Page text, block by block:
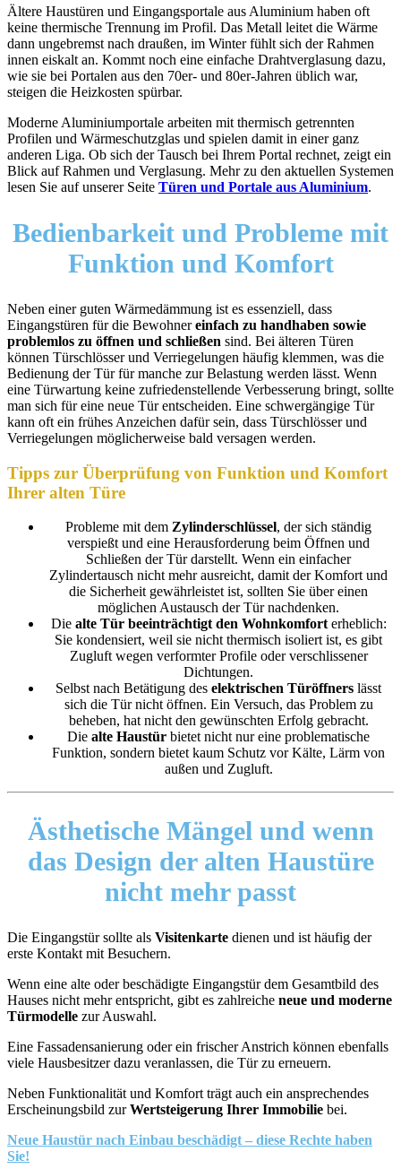
Ältere Haustüren und Eingangsportale aus Aluminium haben oft
keine thermische Trennung im Profil. Das Metall leitet die Wärme
dann ungebremst nach draußen, im Winter fühlt sich der Rahmen
innen eiskalt an. Kommt noch eine einfache Drahtverglasung dazu,
wie sie bei Portalen aus den 70er- und 80er-Jahren üblich war,
steigen die Heizkosten spürbar.
Moderne Aluminiumportale arbeiten mit thermisch getrennten
Profilen und Wärmeschutzglas und spielen damit in einer ganz
anderen Liga. Ob sich der Tausch bei Ihrem Portal rechnet, zeigt ein
Blick auf Rahmen und Verglasung. Mehr zu den aktuellen Systemen
lesen Sie auf unserer Seite Türen und Portale aus Aluminium.
Bedienbarkeit und Probleme mit
Funktion und Komfort
Neben einer guten Wärmedämmung ist es essenziell, dass
Eingangstüren für die Bewohnereinfach zu handhaben sowie
problemlos zu öffnen und schließen sind. Bei älteren Türen
können Türschlösser und Verriegelungen häufig klemmen, was die
Bedienung der Tür für manche zur Belastung werden lässt. Wenn
eine Türwartung keine zufriedenstellende Verbesserung bringt, sollte
man sich für eine neue Tür entscheiden. Eine schwergängige Tür
kann oft ein frühes Anzeichen dafür sein, dass Türschlösser und
Verriegelungen möglicherweise bald versagen werden.
Tipps zur Überprüfung von Funktion und Komfort
Ihrer alten Türe
Probleme mit dem Zylinderschlüssel, der sich ständig
verspießt und eine Herausforderung beim Öffnen und
Schließen der Tür darstellt. Wenn ein einfacher
Zylindertausch nicht mehr ausreicht, damit der Komfort und
die Sicherheit gewährleistet ist, sollten Sie über einen
möglichen Austausch der Tür nachdenken.
Die alte Tür beeinträchtigt den Wohnkomforterheblich:
Sie kondensiert, weil sie nicht thermisch isoliert ist, es gibt
Zugluft wegen verformter Profile oder verschlissener
Dichtungen.
Selbst nach Betätigung des elektrischen Türöffners lässt
sich die Tür nicht öffnen. Ein Versuch, das Problem zu
beheben, hat nicht den gewünschten Erfolg gebracht.
Die alte Haustür bietet nicht nur eine problematische
Funktion, sondern bietet kaum Schutz vor Kälte, Lärm von
außen und Zugluft.
Ästhetische Mängel und wenn
das Design der alten Haustüre
nicht mehr passt
Die Eingangstür sollte als Visitenkarte dienen und ist häufig der
erste Kontakt mit Besuchern.
Wenn eine alte oder beschädigte Eingangstür dem Gesamtbild des
Hauses nicht mehr entspricht, gibt es zahlreiche neue und moderne
Türmodelle zur Auswahl.
Eine Fassadensanierung oder ein frischer Anstrich können ebenfalls
viele Hausbesitzer dazu veranlassen, die Tür zu erneuern.
Neben Funktionalität und Komfort trägt auch ein ansprechendes
Erscheinungsbild zurWertsteigerung Ihrer Immobilie bei.
Neue Haustür nach Einbau beschädigt – diese Rechte haben
Sie!